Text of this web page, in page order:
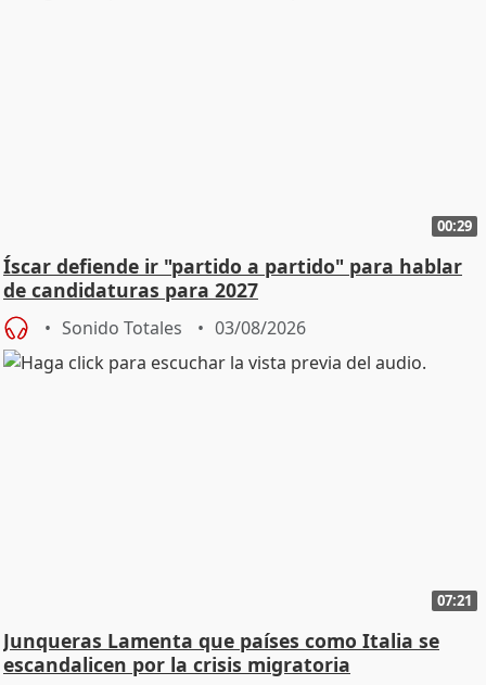
00:29
Íscar defiende ir "partido a partido" para hablar
de candidaturas para 2027
Sonido Totales 03/08/2026
07:21
Junqueras Lamenta que países como Italia se
escandalicen por la crisis migratoria